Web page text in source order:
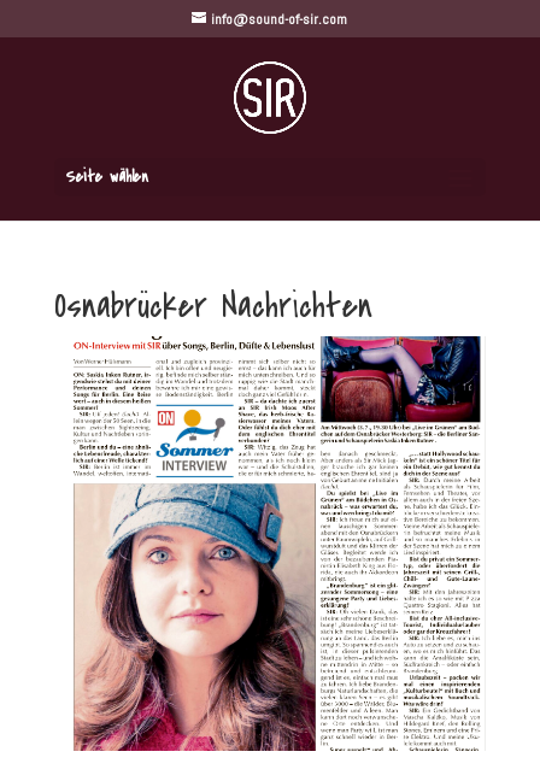
info@sound-of-sir.com
Seite wählen
Osnabrücker Nachrichten